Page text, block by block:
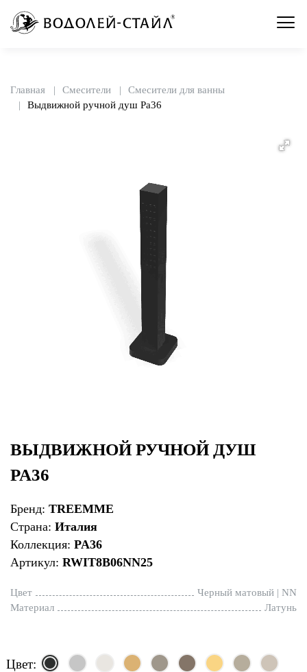
Главная Смесители
Смесители для ванны
Выдвижной ручной душ Pa36
ВЫДВИЖНОЙ РУЧНОЙ ДУШ
PA36
Бренд: TREEMME
Страна: Италия
Коллекция: PA36
Артикул: RWIT8B06NN25
Цвет
Черный матовый | NN
Материал
Латунь
Цвет: